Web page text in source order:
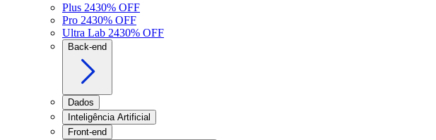
Plus 2430% OFF
Pro 2430% OFF
Ultra Lab 2430% OFF
Back-end
Dados
Inteligência Artificial
Front-end